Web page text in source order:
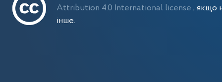
Attribution 4.0 International license, якщо
інше.